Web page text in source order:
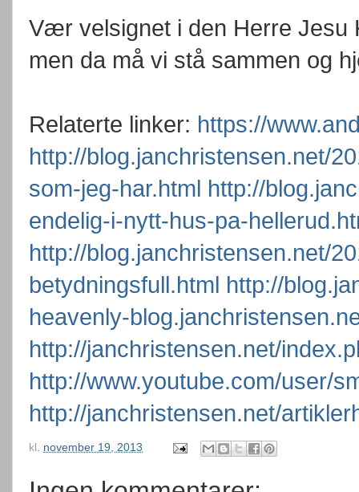
Vær velsignet i den Herre Jesu
men da må vi stå sammen og
Relaterte linker: https://
http://blog.janchristensen.net/
som-jeg-har.html http://
endelig-i-nytt-hus-pa-
http://blog.janchristensen.net/
betydningsfull.html http://
heavenly-
http://janchristensen.net/
http://www.youtube.com/user/
http://janchristensen.net/
kl. november 19, 2013